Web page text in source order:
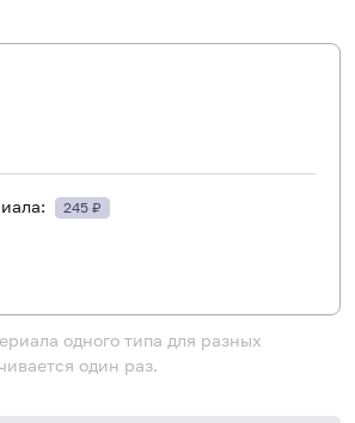
245 ₽
одного типа для разных
один раз.